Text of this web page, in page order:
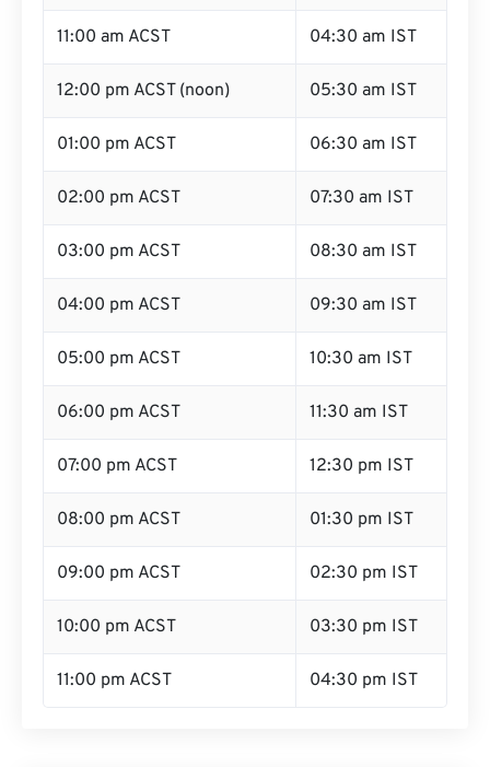
11:00 am ACST 04:30 am IST
12:00 pm ACST (noon) 05:30 am IST
01:00 pm ACST 06:30 am IST
02:00 pm ACST 07:30 am IST
03:00 pm ACST 08:30 am IST
04:00 pm ACST 09:30 am IST
05:00 pm ACST 10:30 am IST
06:00 pm ACST 11:30 am IST
07:00 pm ACST 12:30 pm IST
08:00 pm ACST 01:30 pm IST
09:00 pm ACST 02:30 pm IST
10:00 pm ACST 03:30 pm IST
11:00 pm ACST 04:30 pm IST